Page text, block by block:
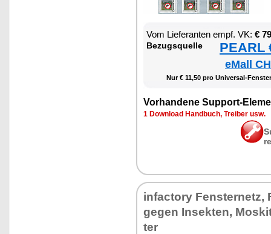
Vom Lie­fe­ran­ten empf. VK: €
Be­zugs­quel­le PEARL
eMall
Nur € 11,50 pro Uni­ver­sal-
Vor­han­de­ne Sup­port-
1 Down­load Hand­buch, Trei­ber usw.
in­fac­to­ry Fen­ster­netz,
ge­gen In­sek­ten,
ter